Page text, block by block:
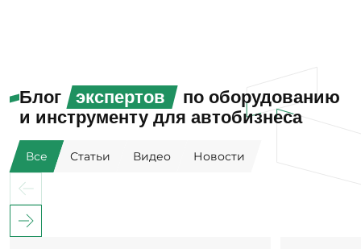
Блог экспертов
по оборудованию
и инструменту для автобизнеса
Все Статьи Видео Новости